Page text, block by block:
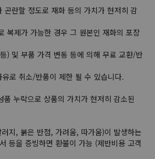
란할 정도로 재화 등의 가치가 현저히 감
복제가 가능한 경우 그 원본인 재화의 포장
) 및 부품 가격 변동 등에 의해 무료 교환/반
로 취소/반품이 제한 될 수 있습니다.
품 누락으로 상품의 가치가 현저히 감소된
지, 붉은 반점, 가려움, 따가움)이 발생하는
등을 증빙하면 환불이 가능 (제반비용 고객